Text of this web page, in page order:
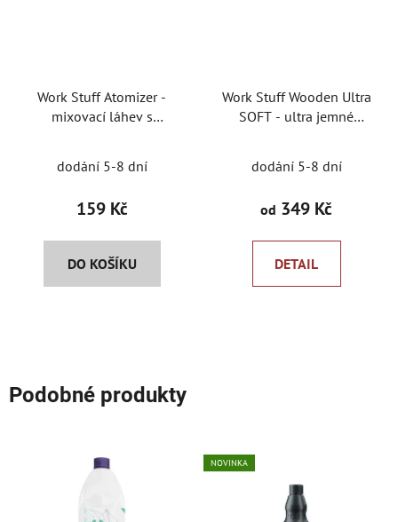
Work Stuff Atomizer -
mixovací láhev s
dodání 5-8 dní
159 Kč
DO KOŠÍKU
Work Stuff Wooden Ultra
SOFT - ultra jemné
dodání 5-8 dní
od 349 Kč
DETAIL
Podobné produkty
NOVINKA